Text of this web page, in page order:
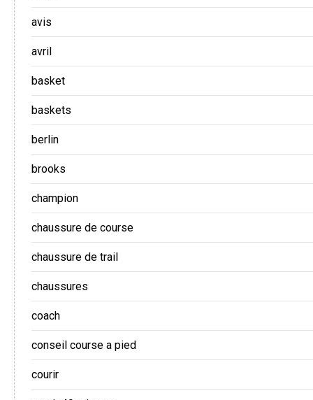
avis
avril
basket
baskets
berlin
brooks
champion
chaussure de course
chaussure de trail
chaussures
coach
conseil course a pied
courir